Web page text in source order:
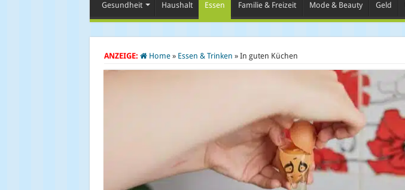
Gesundheit Haushalt Essen Familie & Freizeit Mode & Beauty Geld
ANZEIGE: Home » Essen & Trinken » In guten Küchen